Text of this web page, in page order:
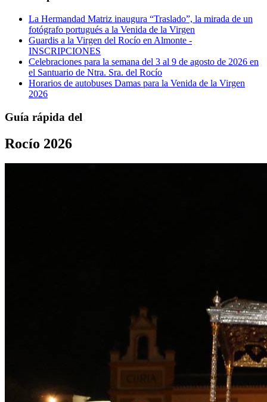
La Hermandad Matriz inaugura “Traslado”, la mirada de un
fotógrafo portugués a la Venida de la Virgen
Guardis a la Virgen del Rocío en Almonte -
INSCRIPCIONES
Celebraciones para la semana del 3 al 9 de agosto de 2026 en
el Santuario de Ntra. Sra. del Rocío
Horarios de autobuses Damas para la Venida de la Virgen
2026
Guía rápida del
Rocío 2026